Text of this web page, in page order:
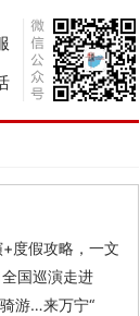
度假攻略，一文
国巡演走进
游…来万宁“